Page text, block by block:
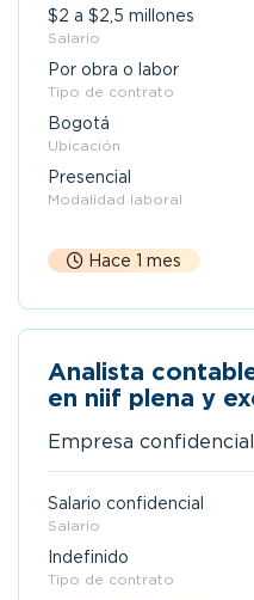
$2 a $2,5 millones
Salario
Por obra o labor
Tipo de contrato
Bogotá
Ubicación
Presencial
Modalidad laboral
Hace 1 mes
Analista
en niif plena y
Empresa confidencial
Salario confidencial
Salario
Indefinido
Tipo de contrato